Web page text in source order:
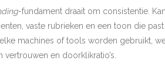
-fundament draait om consistentie.
vaste rubrieken en een toon die
machines of tools worden gebruikt,
en doorklikratio’s.